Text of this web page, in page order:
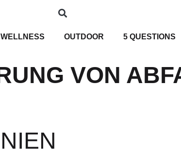
WELLNESS OUTDOOR 5 QUESTIONS
VON